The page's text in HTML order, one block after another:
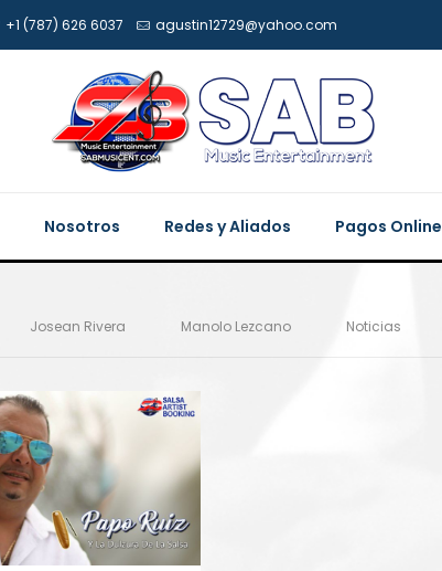
+1 (787) 626 6037 agustin12729@yahoo.com
Nosotros Redes y Aliados Pagos Online
Josean Rivera Manolo Lezcano Noticias